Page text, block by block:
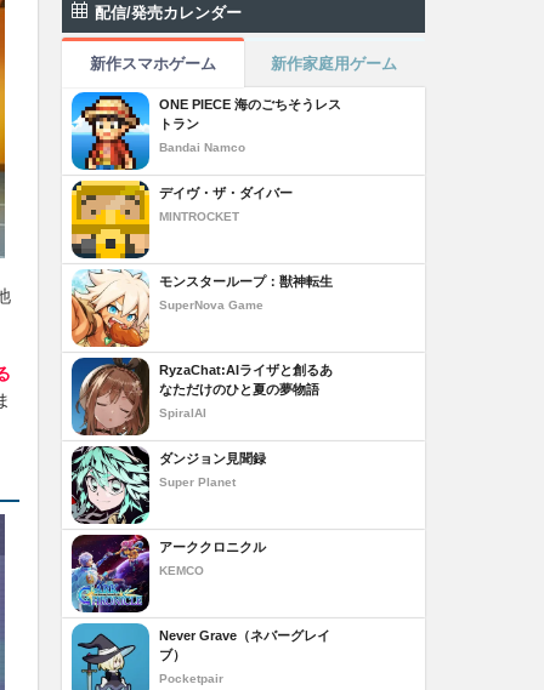
配信/発売カレンダー
新作スマホゲーム 新作家庭用ゲーム
ONE PIECE 海のごちそうレス
トラン
Bandai Namco
デイヴ・ザ・ダイバー
MINTROCKET
モンスターループ：獣神転生
SuperNova Game
RyzaChat:AIライザと創るあ
なただけのひと夏の夢物語
SpiralAI
ダンジョン見聞録
Super Planet
アーククロニクル
KEMCO
Never Grave（ネバーグレイ
ブ）
Pocketpair